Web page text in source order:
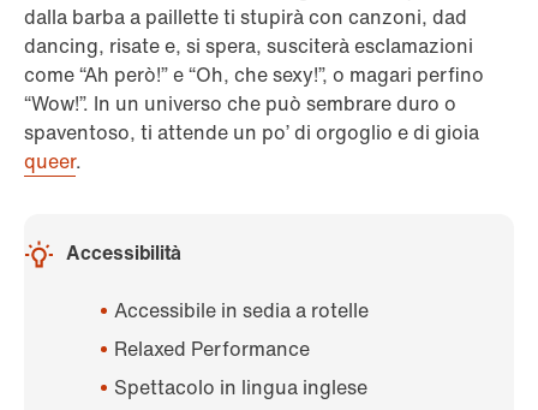
dalla barba a paillette ti stupirà con canzoni, dad
dancing, risate e, si spera, susciterà esclamazioni
come “Ah però!” e “Oh, che sexy!”, o magari perfino
“Wow!”. In un universo che può sembrare duro o
spaventoso, ti attende un po’ di orgoglio e di gioia
queer.
Accessibilità
Accessibile in sedia a rotelle
Relaxed Performance
Spettacolo in lingua inglese